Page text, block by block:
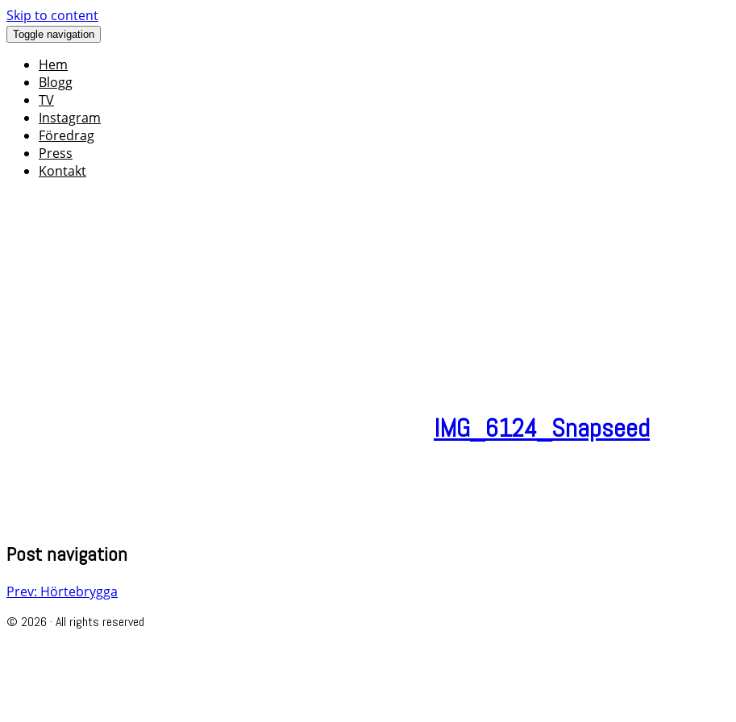
Skip to content
Toggle navigation
Hem
Blogg
TV
Instagram
Föredrag
Press
Kontakt
IMG_6124_Snapseed
Post navigation
Prev: Hörtebrygga
© 2026 · All rights reserved